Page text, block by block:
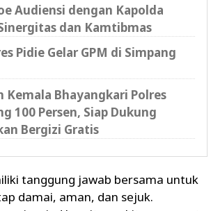
Audiensi dengan Kapolda
dan Kamtibmas
Pidie Gelar GPM di Simpang
Kemala Bhayangkari Polres
100 Persen, Siap Dukung
Bergizi Gratis
tanggung jawab bersama untuk
damai, aman, dan sejuk.